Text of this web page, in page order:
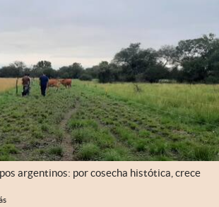
argentinos: por cosecha histótica, crece